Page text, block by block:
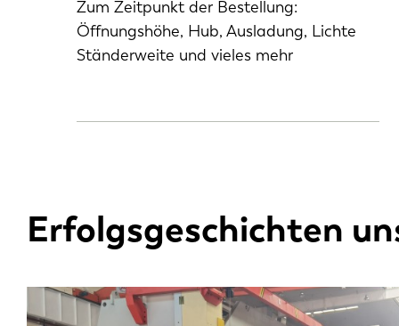
Zum Zeitpunkt der Bestellung:
Öffnungshöhe, Hub, Ausladung, Lichte
Ständerweite und vieles mehr
Erfolgsgeschichten